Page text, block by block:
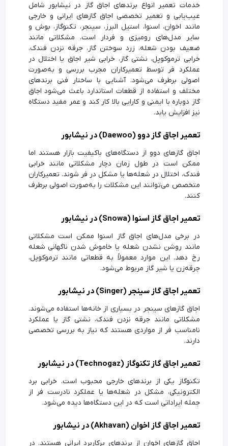
خدمات تعمیر انواع برندهای اجاق گاز در نیشابور شامل
عیب‌یابی و تعمیر تخصصی اجاق گازهای ایرانی و خارجی
مانند اخوان، اسنوا، استیل البرز، سینجر، تکنوگاز، بوش و
سایر مدل‌های رومیزی و فردار است. مشکلاتی مانند
ضعیف بودن شعله، زرد سوختن گاز، جرقه نزدن فندک،
خرابی ترموکوپل، نشتی گاز، خرابی شیر اجاق یا اختلال در
عملکرد فر توسط تعمیرکاران مجرب بررسی و به‌صورت
اصولی برطرف می‌شود. آشنایی با ساختار فنی برندهای
مختلف و استفاده از قطعات استاندارد باعث می‌شود اجاق
گاز دوباره با ایمنی و کارایی بالا کار کند و عمر مفید دستگاه
نیز افزایش یابد.
تعمیر اجاق گاز دوو (Daewoo) در نیشابور
اجاق گازهای دوو از دستگاه‌های باکیفیت بازار هستند اما
ممکن است در طول زمان دچار مشکلاتی مانند خرابی
فندک، اختلال در شعله‌ها یا مشکل در فر شوند. تعمیرکاران
متخصص می‌توانند این مشکلات را به‌صورت اصولی برطرف
کنند.
تعمیر اجاق گاز اسنوا (Snowa) در نیشابور
در برخی مدل‌های اجاق گاز اسنوا ممکن است مشکلاتی
مانند روشن نشدن شعله یا خاموش شدن ناگهانی شعله
رخ دهد. این موارد معمولاً به قطعاتی مانند ترموکوپل،
جرقه‌زن یا شیر گاز مربوط می‌شود.
تعمیر اجاق گاز سینجر (Singer) در نیشابور
اجاق گازهای سینجر در بسیاری از خانه‌ها استفاده می‌شوند.
مشکلاتی مانند جرقه نزدن فندک، نشتی گاز یا عملکرد
نامناسب فر از مواردی هستند که نیاز به بررسی تخصصی
دارند.
تعمیر اجاق گاز تکنوگاز (Technogaz) در نیشابور
تکنوگاز یکی از برندهای خارجی محبوب است. خرابی برد
الکترونیکی، مشکل در شعله‌ها یا عملکرد نادرست فر از
جمله ایراداتی است که در این دستگاه‌ها دیده می‌شود.
تعمیر اجاق گاز اخوان (Akhavan) در نیشابور
اجاق گازهای اخوان از برندهای پرکاربرد ایرانی هستند. در